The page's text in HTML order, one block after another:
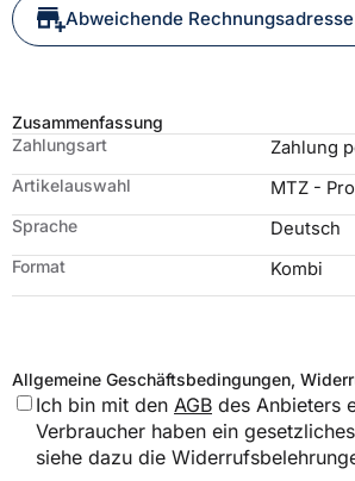
Abweichende
Zusammenfassung
Zahlungsart
Zahlung
Artikelauswahl MTZ-
Sprache Deutsch
Format Kombi
Allgemeine Geschäftsbedingungen,
Ich bin mit den AGB des Anbieters
Verbraucher haben ein
siehe dazu die